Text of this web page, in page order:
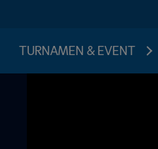
TURNAMEN & EVENT